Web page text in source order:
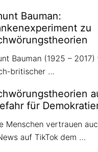
Bauman:
zu
Bauman (1925 – 2017)
britischer …
für
Menschen vertrauen
auf TikTok dem …